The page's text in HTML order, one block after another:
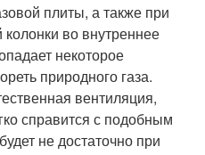
плиты, а также при
во внутреннее
некоторое
природного газа.
вентиляция,
справится с подобным
не достаточно при